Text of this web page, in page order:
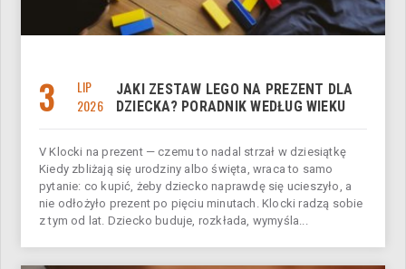
3
LIP
2026
JAKI ZESTAW LEGO NA PREZENT DLA
DZIECKA? PORADNIK WEDŁUG WIEKU
V Klocki na prezent — czemu to nadal strzał w dziesiątkę
Kiedy zbliżają się urodziny albo święta, wraca to samo
pytanie: co kupić, żeby dziecko naprawdę się ucieszyło, a
nie odłożyło prezent po pięciu minutach. Klocki radzą sobie
z tym od lat. Dziecko buduje, rozkłada, wymyśla...